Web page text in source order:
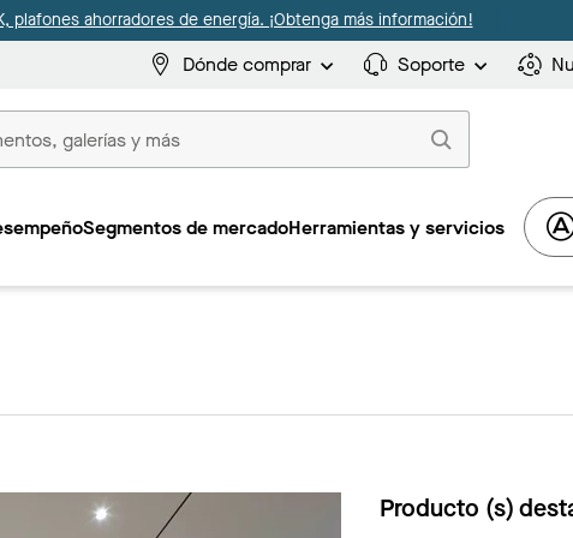
plafones ahorradores de energía. ¡Obtenga más información!
Dónde comprar Soporte
Segmentos de mercadoHerramientas y servicios
Producto (s)